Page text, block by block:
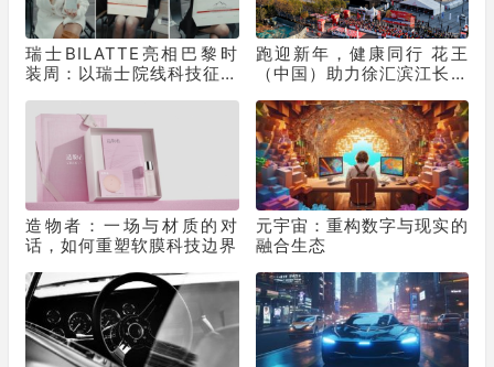
瑞士BILATTE亮相巴黎时
装周：以瑞士院线科技征服
挚荐
跑迎新年，健康同行 花王
（中国）助力徐汇滨江长跑
造物者：一场与材质的对
话，如何重塑软膜科技边界
元宇宙：重构数字与现实的
融合生态